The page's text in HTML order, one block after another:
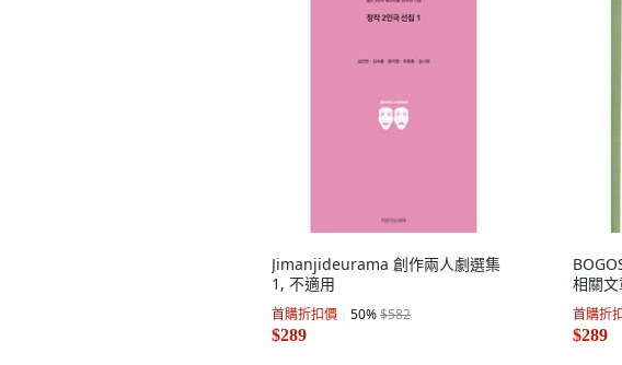
Jimanjideurama 創作兩人劇選集
1, 不適用
首購折扣價 50%$582
$289
相關
首購折
$289